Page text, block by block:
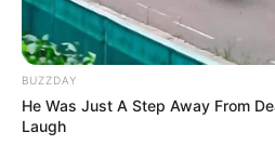
BUZZDAY
He Was Just A Step Away From
Laugh